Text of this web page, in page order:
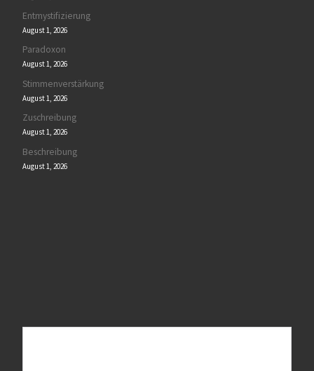
Entmystifizierung
August 1, 2026
Paradoxon
August 1, 2026
Stimmenverstärkung
August 1, 2026
Zuschreibung
August 1, 2026
Beschreibung
August 1, 2026